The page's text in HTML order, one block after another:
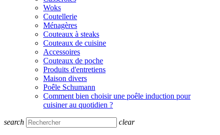
Woks
Coutellerie
Ménagères
Couteaux à steaks
Couteaux de cuisine
Accessoires
Couteaux de poche
Produits d'entretiens
Maison divers
Poêle Schumann
Comment bien choisir une poêle induction pour
cuisiner au quotidien ?
search clear